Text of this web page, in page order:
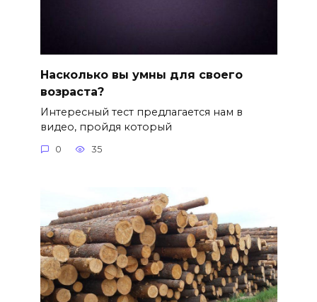
Насколько вы умны для своего
возраста?
Интересный тест предлагается нам в
видео, пройдя который
0 35